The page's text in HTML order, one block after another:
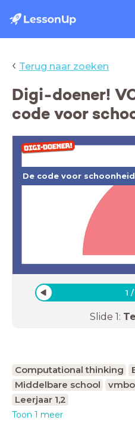
‹ Terug naar zoeken
Digi-doener!
code voor
De code voor
1 /
Slide 1:
Computational thinking
Middelbare school
Leerjaar 1,2
Toon 1 meer